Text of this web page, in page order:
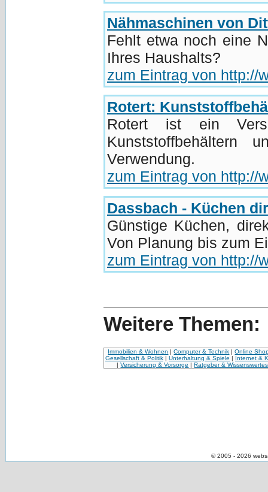
Nähmaschinen von
Fehlt etwa noch eine
Ihres Haushalts?
zum Eintrag von http://
Rotert:
Rotert ist ein
Kunststoffbehältern
Verwendung.
zum Eintrag von http://
Dassbach - Küchen
Günstige Küchen,
Von Planung bis zum
zum Eintrag von http://
Weitere Themen:
Immobilien & Wohnen |Computer & Technik |Online
Gesellschaft & Politik | Unterhaltung & Spiele | Internet &
|Versicherung & Vorsorge |Ratgeber & Wissenswertes
© 2005 - 2026